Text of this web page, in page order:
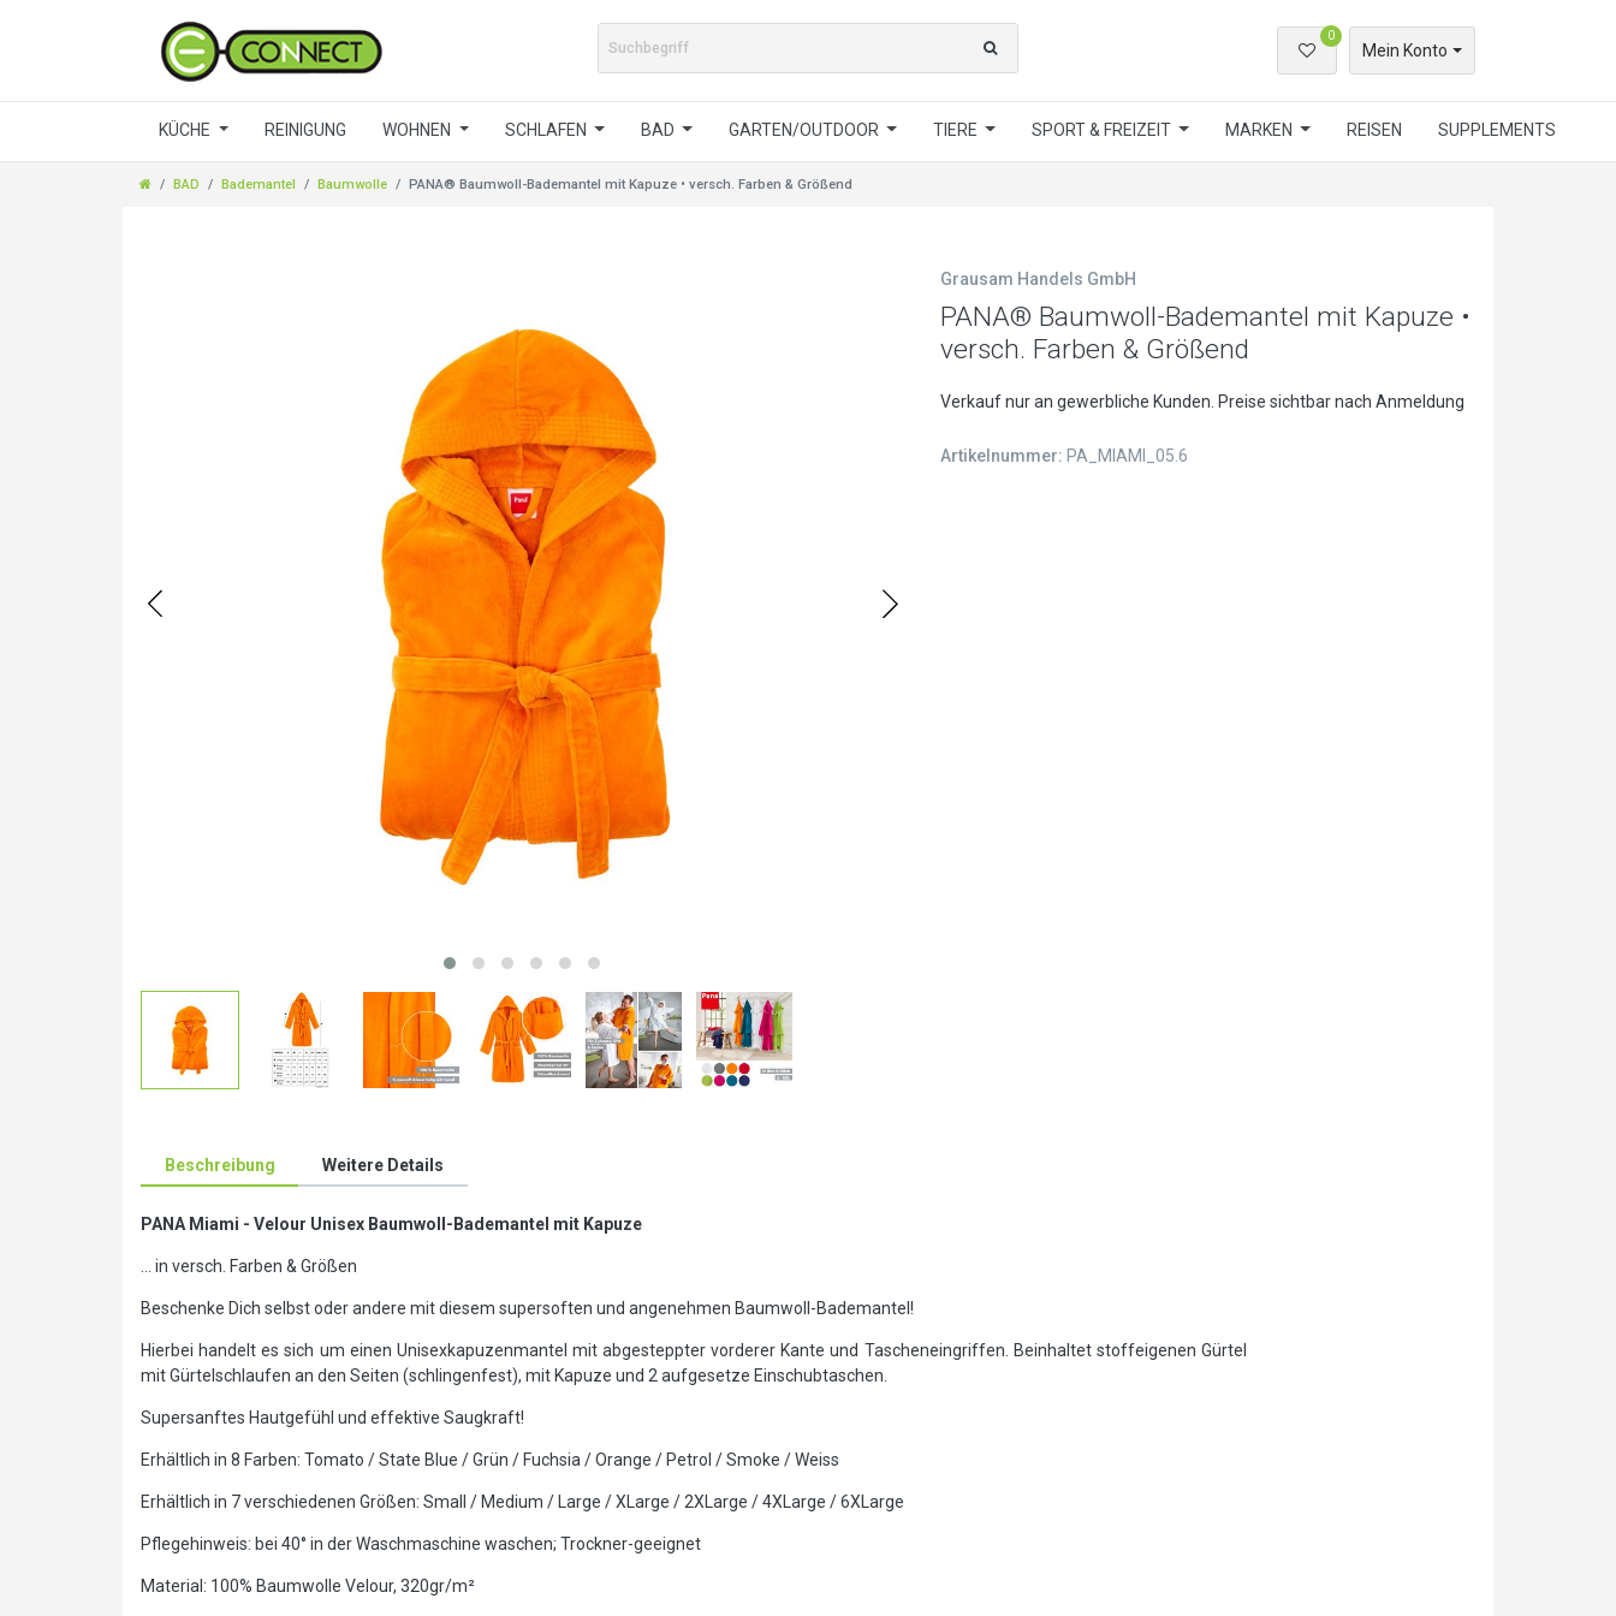
0
Mein Konto
KÜCHE REINIGUNG WOHNEN SCHLAFEN BAD GARTEN/OUTDOOR TIERE SPORT & FREIZEIT MARKEN REISEN SUPPLEMENTS
BAD Bademantel Baumwolle PANA® Baumwoll-Bademantel mit Kapuze • versch. Farben & Größend
Grausam Handels GmbH
PANA® Baumwoll-Bademantel mit Kapuze •
versch. Farben & Größend
Verkauf nur an gewerbliche Kunden. Preise sichtbar nach Anmeldung
Artikelnummer: PA_MIAMI_05.6
Beschreibung Weitere Details
PANA Miami - Velour Unisex Baumwoll-Bademantel mit Kapuze
... in versch. Farben & Größen
Beschenke Dich selbst oder andere mit diesem supersoften und angenehmen Baumwoll-Bademantel!
Hierbei handelt es sich um einen Unisexkapuzenmantel mit abgesteppter vorderer Kante und Tascheneingriffen. Beinhaltet stoffeigenen Gürtel
mit Gürtelschlaufen an den Seiten (schlingenfest), mit Kapuze und 2 aufgesetze Einschubtaschen.
Supersanftes Hautgefühl und effektive Saugkraft!
Erhältlich in 8 Farben: Tomato / State Blue / Grün / Fuchsia / Orange / Petrol / Smoke / Weiss
Erhältlich in 7 verschiedenen Größen: Small / Medium / Large / XLarge / 2XLarge / 4XLarge / 6XLarge
Pflegehinweis: bei 40° in der Waschmaschine waschen; Trockner-geeignet
Material: 100% Baumwolle Velour, 320gr/m²